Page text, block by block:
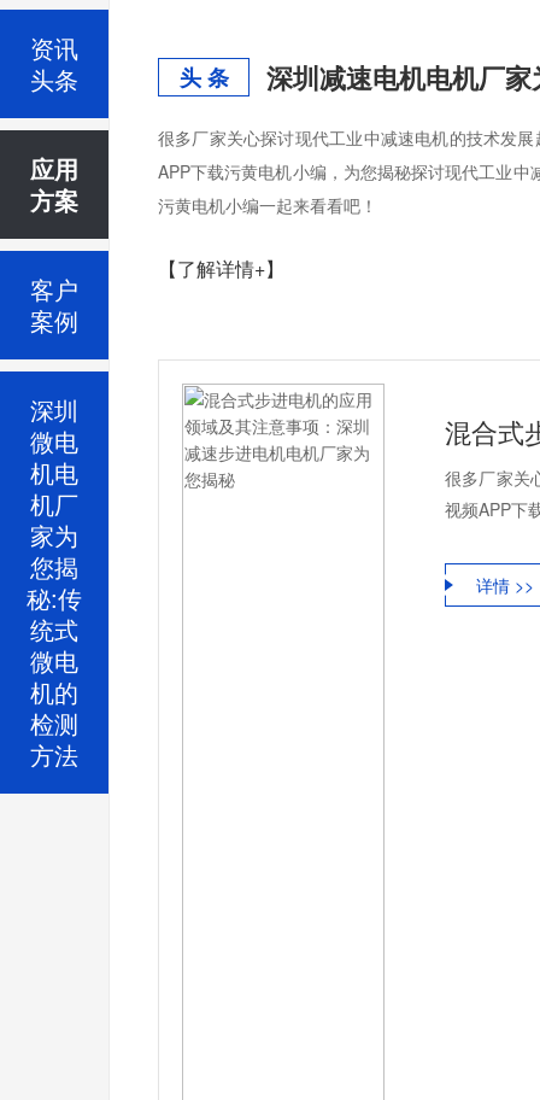
头 条
很多厂家关心探讨现代工业中减速电机的技术发
APP下载污黄电机小编，为您揭秘探讨现代工业
污黄电机小编一起来看看吧！
【了解详情+】
很多厂家关
视频APP下
详情 >>
资讯
头条
应用
方案
客户
案例
深圳
微电
机电
机厂
家为
您揭
秘:传
统式
微电
机的
检测
方法